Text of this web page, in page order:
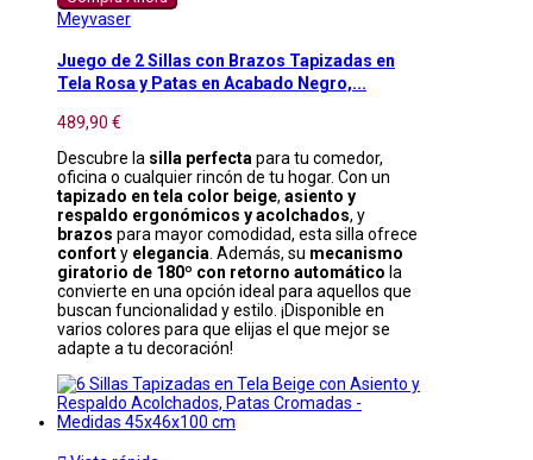
Meyvaser
Juego de 2 Sillas con Brazos Tapizadas en
Tela Rosa y Patas en Acabado Negro,...
489,90 €
Descubre la silla perfecta para tu comedor,
oficina o cualquier rincón de tu hogar. Con un
tapizado en tela color beige, asiento y
respaldo ergonómicos y acolchados, y
brazos para mayor comodidad, esta silla ofrece
conforty elegancia . Además, su mecanismo
giratorio de 180º con retorno automático la
convierte en una opción ideal para aquellos que
buscan funcionalidad y estilo. ¡Disponible en
varios colores para que elijas el que mejor se
adapte a tu decoración!